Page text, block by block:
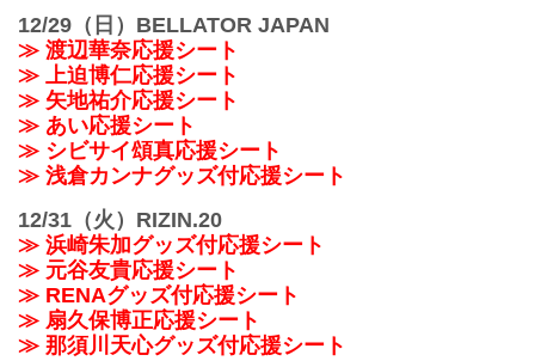
12/29（日）BELLATOR JAPAN
≫ 渡辺華奈応援シート
≫ 上迫博仁応援シート
≫ 矢地祐介応援シート
≫ あい応援シート
≫ シビサイ頌真応援シート
≫ 浅倉カンナグッズ付応援シート
12/31（火）RIZIN.20
≫ 浜崎朱加グッズ付応援シート
≫ 元谷友貴応援シート
≫ RENAグッズ付応援シート
≫ 扇久保博正応援シート
≫ 那須川天心グッズ付応援シート